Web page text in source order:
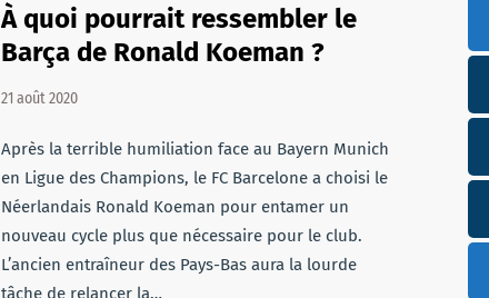
À quoi pourrait ressembler le
Barça de Ronald Koeman ?
21 août 2020
Après la terrible humiliation face au Bayern Munich
en Ligue des Champions, le FC Barcelone a choisi le
Néerlandais Ronald Koeman pour entamer un
nouveau cycle plus que nécessaire pour le club.
L’ancien entraîneur des Pays-Bas aura la lourde
tâche de relancer la…